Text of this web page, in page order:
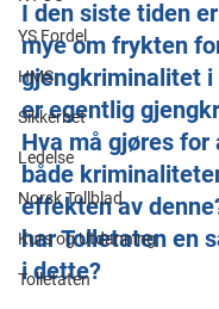
YS Fordel
HMS
Sikkerhet
Ledelse
Norsk Tollblad
Kurs og Utdanning
Tolletaten
I den siste tiden
mye om frykten
gjengkriminalitet i
er egentlig
Hva må gjøres for
både
effekten av
har Tolletaten en
i dette?